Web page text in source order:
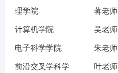
理学院 蒋老师
计算机学院 吴老师
电子科学学院 朱老师
前沿交叉学科学
叶老师